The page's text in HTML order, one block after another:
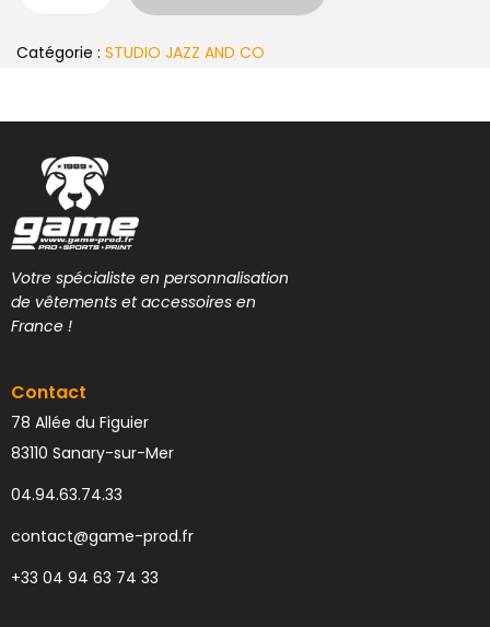
Catégorie : STUDIO JAZZ AND CO
Votre spécialiste en personnalisation
de vêtements et accessoires en
France !
Contact
78 Allée du Figuier
83110 Sanary-sur-Mer
04.94.63.74.33
contact@game-prod.fr
+33 04 94 63 74 33